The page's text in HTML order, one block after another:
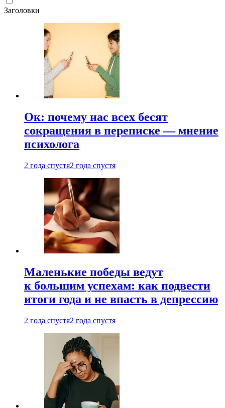
Заголовки
Ок: почему нас всех бесят
сокращения в переписке — мнение
психолога
2 года спустя2 года спустя
Маленькие победы ведут
к большим успехам: как подвести
итоги года и не впасть в депрессию
2 года спустя2 года спустя